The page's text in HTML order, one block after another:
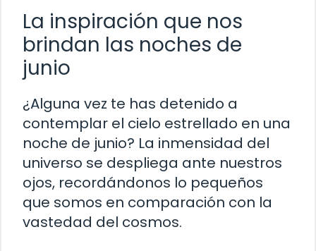
La inspiración que nos
brindan las noches de
junio
¿Alguna vez te has detenido a
contemplar el cielo estrellado en una
noche de junio? La inmensidad del
universo se despliega ante nuestros
ojos, recordándonos lo pequeños
que somos en comparación con la
vastedad del cosmos.